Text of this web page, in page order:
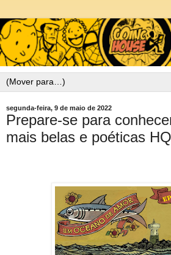
segunda-feira, 9 de maio de 2022
Prepare-se para
mais belas e poéticas